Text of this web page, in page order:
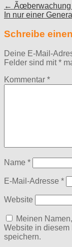
Post
navigation
← Ãœberwachung
In nur einer
Schreibe
Deine E-Mail-
Felder sind mit*
Kommentar *
Name *
E-Mail-Adresse *
Website
Meinen
Website in diesem
speichern.